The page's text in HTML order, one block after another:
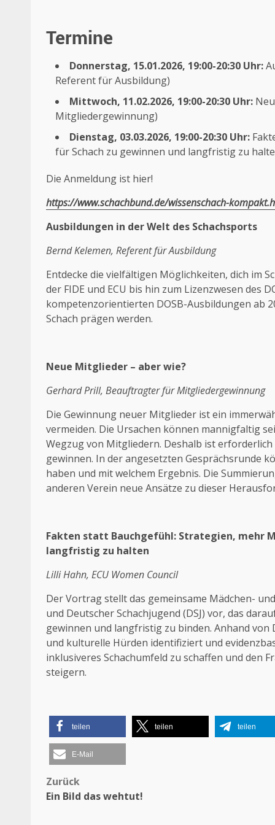
Termine
Donnerstag, 15.01.2026, 19:00-20:30 Uhr:
Referent für Ausbildung)
Mittwoch, 11.02.2026, 19:00-20:30 Uhr:
Mitgliedergewinnung)
Dienstag, 03.03.2026, 19:00-20:30 Uhr:
für Schach zu gewinnen und langfristig zu
Die Anmeldung ist hier!
https://www.schachbund.de/wissenschach-
Ausbildungen in der Welt des Schachsports
Bernd Kelemen, Referent für Ausbildung
Entdecke die vielfältigen Möglichkeiten, dich im
der FIDE und ECU bis hin zum Lizenzwesen des
kompetenzorientierten DOSB-Ausbildungen ab
Schach prägen werden.
Neue Mitglieder – aber wie?
Gerhard Prill, Beauftragter für Mitgliedergewinnung
Die Gewinnung neuer Mitglieder ist ein
vermeiden. Die Ursachen können mannigfaltig
Wegzug von Mitgliedern. Deshalb ist
gewinnen. In der angesetzten Gesprächsrunde
haben und mit welchem Ergebnis. Die
anderen Verein neue Ansätze zu dieser
Fakten statt Bauchgefühl: Strategien, mehr
langfristig zu halten
Lilli Hahn, ECU Women Council
Der Vortrag stellt das gemeinsame Mädchen-
und Deutscher Schachjugend (DSJ) vor, das
gewinnen und langfristig zu binden. Anhand
und kulturelle Hürden identifiziert und
inklusiveres Schachumfeld zu schaffen und den
steigern.
teilen teilen teilen
E-Mail
Beitragsnavigation
Zurück
Ein Bild das wehtut!